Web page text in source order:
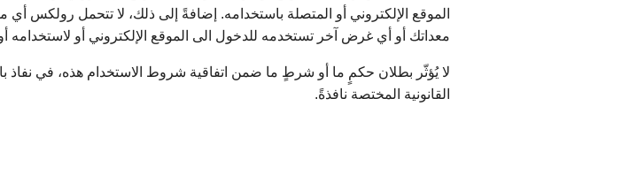
الموقع الإلكتروني أو المتصلة باستخدامه. إضافةً إلى ذلك، لا تتحمل رولكس
معداتك أو أي غرض آخر تستخدمه للدخول الى الموقع الإلكتروني أو لاستخدامه
لا يُؤثّر بطلان حكمٍ ما أو شرطٍ ما ضمن اتفاقية شروط الاستخدام هذه، في نفاذ
القانونية المختصة نافذةً.